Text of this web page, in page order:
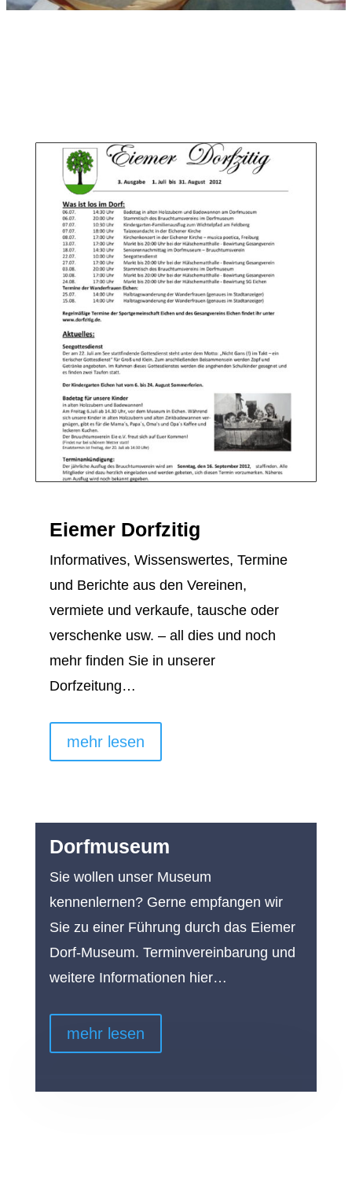
Eiemer Dorfzitig
Informatives, Wissenswertes, Termine
und Berichte aus den Vereinen,
vermiete und verkaufe, tausche oder
verschenke usw. – all dies und noch
mehr finden Sie in unserer
Dorfzeitung…
mehr lesen
Dorfmuseum
Sie wollen unser Museum
kennenlernen? Gerne empfangen wir
Sie zu einer Führung durch das Eiemer
Dorf-Museum. Terminvereinbarung und
weitere Informationen hier…
mehr lesen